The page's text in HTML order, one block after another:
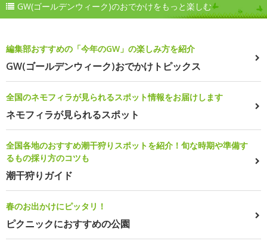
GW(ゴールデンウィーク)のおでかけをもっと楽しむ
編集部おすすめの「今年のGW」の楽しみ方を紹介
GW(ゴールデンウィーク)おでかけトピックス
全国のネモフィラが見られるスポット情報をお届けします
ネモフィラが見られるスポット
全国各地のおすすめ潮干狩りスポットを紹介！旬な時期や準備す
るもの採り方のコツも
潮干狩りガイド
春のお出かけにピッタリ！
ピクニックにおすすめの公園